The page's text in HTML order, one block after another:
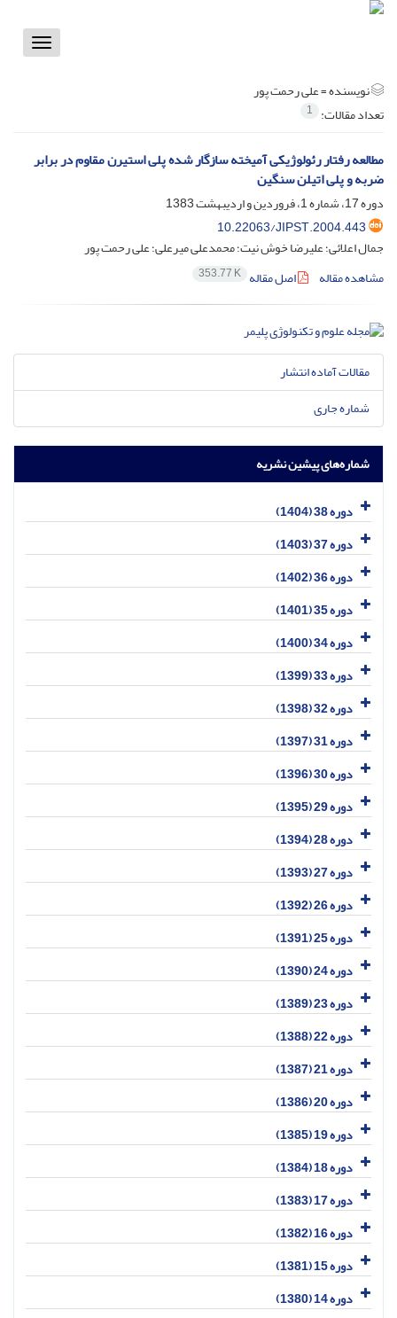
Toggle
نویسنده =علی رحمت پور
تعداد مقالات: 1
مطالعه رفتار رئولوژیکی آمیخته سازگار شده پلی استیرن مقاوم در برابر
ضربه و پلی اتیلن سنگین
دوره 17، شماره 1، فروردین و اردیبهشت 1383
10.22063/JIPST.2004.443
جمال اعلائی؛ علیرضا خوش نیت؛ محمدعلی میرعلی؛ علی رحمت پور
مشاهده مقاله
اصل مقاله 353.77 K
مقالات آماده انتشار
شماره جاری
شماره‌های پیشین نشریه
دوره 38 (1404)
دوره 37 (1403)
دوره 36 (1402)
دوره 35 (1401)
دوره 34 (1400)
دوره 33 (1399)
دوره 32 (1398)
دوره 31 (1397)
دوره 30 (1396)
دوره 29 (1395)
دوره 28 (1394)
دوره 27 (1393)
دوره 26 (1392)
دوره 25 (1391)
دوره 24 (1390)
دوره 23 (1389)
دوره 22 (1388)
دوره 21 (1387)
دوره 20 (1386)
دوره 19 (1385)
دوره 18 (1384)
دوره 17 (1383)
دوره 16 (1382)
دوره 15 (1381)
دوره 14 (1380)